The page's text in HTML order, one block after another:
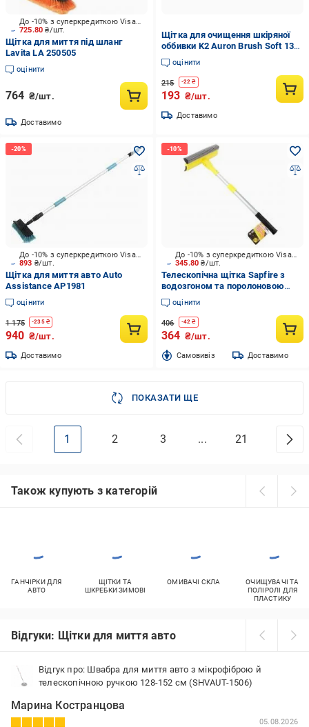
725.80₴/шт.
До -10% з суперкредиткою Visa Вигода
Щітка для миття під шланг
Lavita LA 250505
оцінити
764 ₴/шт.
Доставимо
Щітка для очищення шкіряної
оббивки K2 Auron Brush Soft 13
см (2508579538)
оцінити
215 -22 ₴
193 ₴/шт.
Доставимо
893 ₴/шт.
До -10% з суперкредиткою Visa Вигода
Щітка для миття авто Auto
Assistance AP1981
оцінити
1 175 -235₴
940 ₴/шт.
Доставимо
345.80₴/шт.
До -10% з суперкредиткою Visa Вигода
Телескопічна щітка Sapfire з
водозгоном та поролоновою
губкою SA-305
оцінити
406 -42 ₴
364 ₴/шт.
Cамовивіз Доставимо
ПОКАЗАТИ ЩЕ
1 2 3 ... 21
Також купують з категорій
ГАНЧІРКИ ДЛЯ
АВТО
ЩІТКИ ТА
ШКРЕБКИ ЗИМОВІ
ОМИВАЧІ СКЛА
ОЧИЩУВАЧІ ТА
ПОЛІРОЛІ ДЛЯ
ПЛАСТИКУ
Відгуки: Щітки для миття авто
Відгук про: Швабра для миття авто з мікрофіброю й
телескопічною ручкою 128-152 см (SHVAUT-1506)
Марина Костранцова
05.08.2026